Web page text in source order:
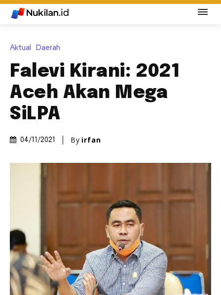
Aktual Daerah
Falevi Kirani: 2021
Aceh Akan Mega
SiLPA
04/11/2021 By irfan